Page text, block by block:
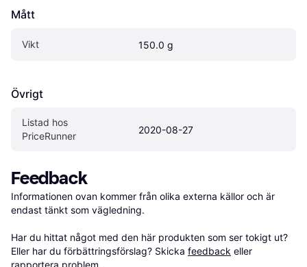
Mått
Vikt 150.0 g
Övrigt
Listad hos
PriceRunner
2020-08-27
Feedback
Informationen ovan kommer från olika externa källor och är
endast tänkt som vägledning.
Har du hittat något med den här produkten som ser tokigt ut?
Eller har du förbättringsförslag? Skicka feedback eller
rapportera problem.